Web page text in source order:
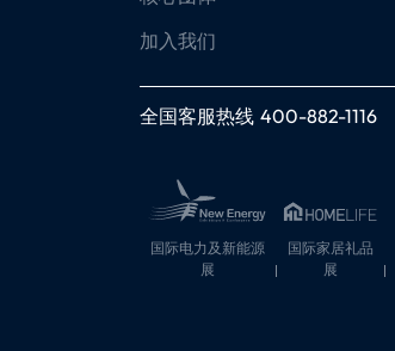
加入我们
全国客服热线 400-882-1116
国际电力及新能源
展
国际家居礼品
展